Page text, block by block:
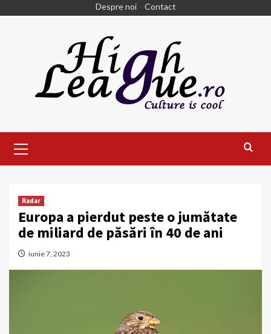
Despre noi Contact
Menu
Radar
Europa a pierdut peste o jumătate
de miliard de păsări în 40 de ani
iunie 7, 2023